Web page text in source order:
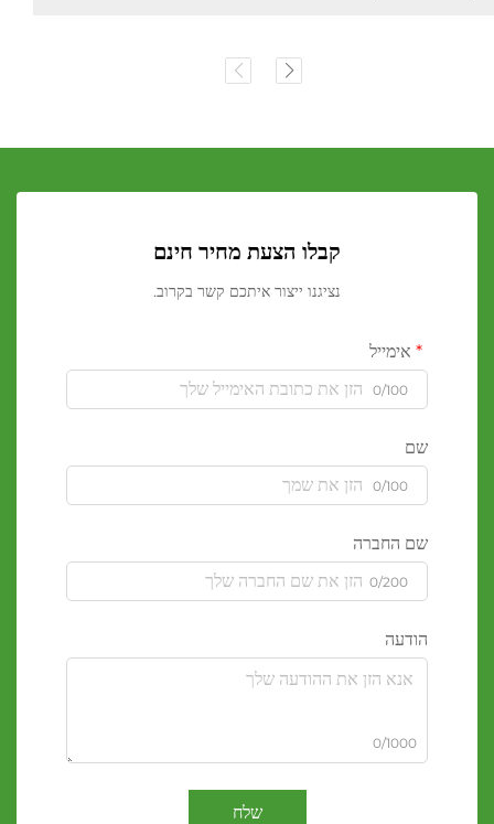
קבלו הצעת מחיר חינם
נציגנו ייצור איתכם קשר בקרוב.
אימייל
0/100
שם
0/100
שם החברה
0/200
הודעה
0/1000
שלח